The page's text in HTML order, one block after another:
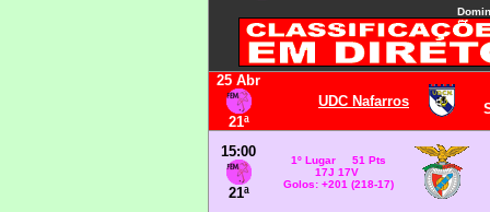
25 Abr
21ª
UDC Nafarros
15:00
21ª
1º Lugar 51 Pts
17J 17V
Golos: +201 (218-17)